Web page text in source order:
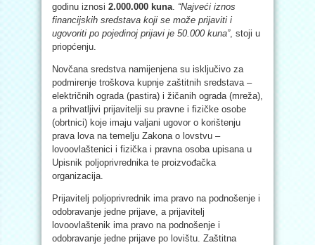
godinu iznosi 2.000.000 kuna “Najveći iznos
financijskih sredstava koji se može prijaviti i
ugovoriti po pojedinoj prijavi je 50.000 kuna”, stoji u
priopćenju.
Novčana sredstva namijenjena su isključivo za
podmirenje troškova kupnje zaštitnih sredstava –
električnih ograda (pastira) i žičanih ograda (mreža),
a prihvatljivi prijavitelji su pravne i fizičke osobe
(obrtnici) koje imaju valjani ugovor o korištenju
prava lova na temelju Zakona o lovstvu –
lovoovlaštenici i fizička i pravna osoba upisana u
Upisnik poljoprivrednika te proizvođačka
organizacija.
Prijavitelj poljoprivrednik ima pravo na podnošenje i
odobravanje jedne prijave, a prijavitelj
lovoovlaštenik ima pravo na podnošenje i
odobravanje jedne prijave po lovištu. Zaštitna